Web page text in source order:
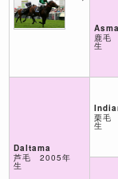
Daltama
芦毛 2005年
生
鹿毛
生
栗毛
生